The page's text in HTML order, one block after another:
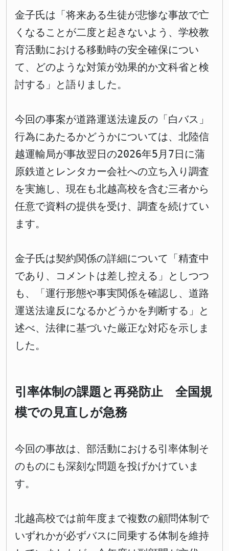
金子氏は「将来ある生徒が悲惨な事故で亡
くなることが二度と起きないよう、学校教
育活動における移動時の安全確保につい
て、どのような対策が効果的か文科省と検
討する」と語りました。
今回の事案が道路運送法違反の「白バス」
行為にあたるかどうかについては、北陸信
越運輸局が事故翌日の2026年5月7日に蒲
原鉄道とレンタカー会社への立ち入り調査
を実施し、現在も北越高校を含む三者から
任意で資料の提供を受け、調査を続けてい
ます。
金子氏は契約関係の詳細について「精査中
であり、コメントは差し控える」としつつ
も、「運行形態や事実関係を確認し、道路
運送法違反になるかどうかを判断する」と
述べ、法律に基づいた厳正な対応を示しま
した。
引率体制の課題と再発防止 全国規
模での見直しが急務
今回の事故は、部活動における引率体制そ
のものにも深刻な問題を投げかけていま
す。
北越高校では前年度まで複数の顧問体制で
いずれかが必ずバスに同乗する体制を維持